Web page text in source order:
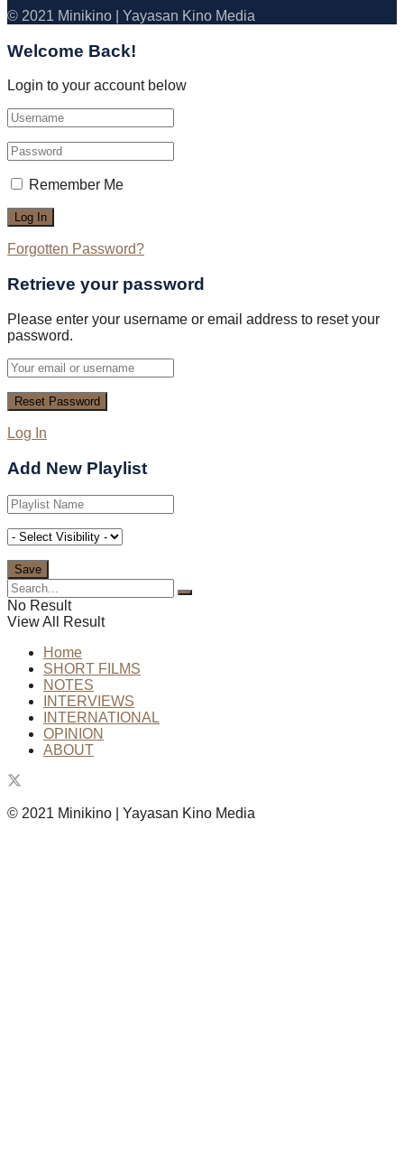
© 2021 Minikino | Yayasan Kino Media
Welcome Back!
Login to your account below
Remember Me
Forgotten Password?
Retrieve your password
Please enter your username or email address to reset your
password.
Log In
Add New Playlist
No Result
View All Result
Home
SHORT FILMS
NOTES
INTERVIEWS
INTERNATIONAL
OPINION
ABOUT
© 2021 Minikino | Yayasan Kino Media